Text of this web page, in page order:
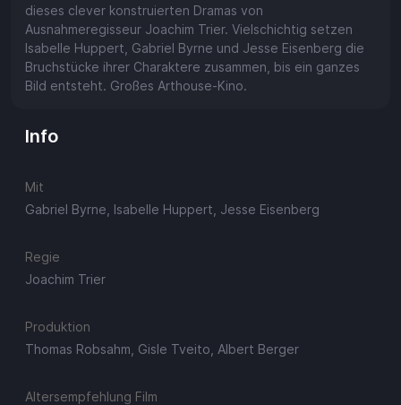
dieses clever konstruierten Dramas von
Ausnahmeregisseur Joachim Trier. Vielschichtig setzen
Isabelle Huppert, Gabriel Byrne und Jesse Eisenberg die
Bruchstücke ihrer Charaktere zusammen, bis ein ganzes
Bild entsteht. Großes Arthouse-Kino.
Info
Mit
Gabriel Byrne, Isabelle Huppert, Jesse Eisenberg
Regie
Joachim Trier
Produktion
Thomas Robsahm, Gisle Tveito, Albert Berger
Altersempfehlung Film